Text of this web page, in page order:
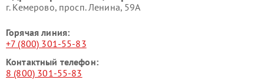
г. Кемерово, просп. Ленина, 59А
Горячая линия:
+7 (800) 301-55-83
Контактный телефон:
8 (800) 301-55-83